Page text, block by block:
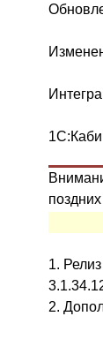
поздних
1.
2.